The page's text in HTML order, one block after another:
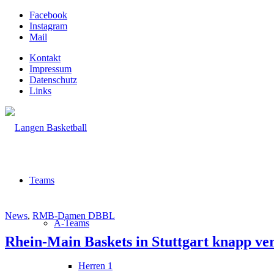
Facebook
Instagram
Mail
Kontakt
Impressum
Datenschutz
Links
Teams
A-Teams
Herren 1
News, RMB-Damen DBBL
Rhein-Main Baskets in Stuttgart knapp